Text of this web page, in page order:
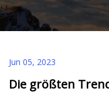
Jun 05, 2023
Die größten